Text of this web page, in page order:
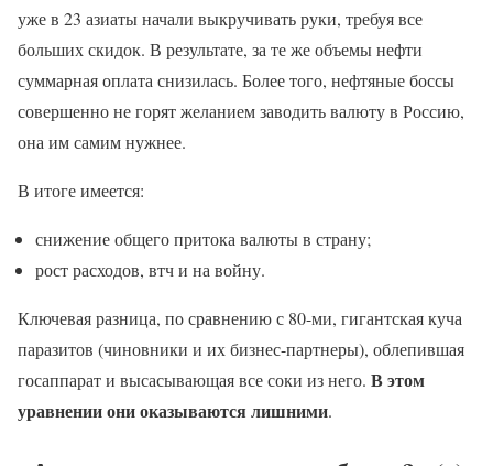
уже в 23 азиаты начали выкручивать руки, требуя все
больших скидок. В результате, за те же объемы нефти
суммарная оплата снизилась. Более того, нефтяные боссы
совершенно не горят желанием заводить валюту в Россию,
она им самим нужнее.
В итоге имеется:
снижение общего притока валюты в страну;
рост расходов, втч и на войну.
Ключевая разница, по сравнению с 80-ми, гигантская куча
паразитов (чиновники и их бизнес-партнеры), облепившая
госаппарат и высасывающая все соки из него. В этом
уравнении они оказываются лишними.